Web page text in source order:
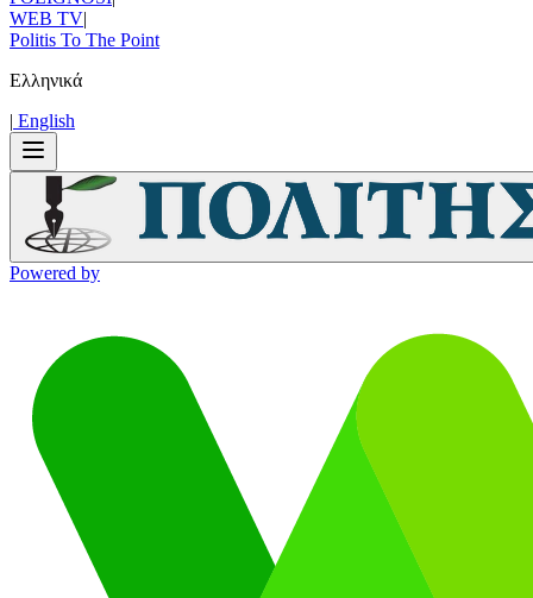
WEB TV|
Politis To The Point
Ελληνικά
| Εnglish
Powered by